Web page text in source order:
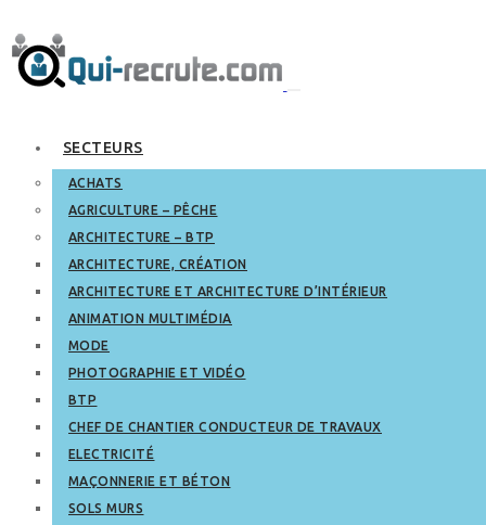
SECTEURS
ACHATS
AGRICULTURE – PÊCHE
ARCHITECTURE – BTP
ARCHITECTURE, CRÉATION
ARCHITECTURE ET ARCHITECTURE D’INTÉRIEUR
ANIMATION MULTIMÉDIA
MODE
PHOTOGRAPHIE ET VIDÉO
BTP
CHEF DE CHANTIER CONDUCTEUR DE TRAVAUX
ELECTRICITÉ
MAÇONNERIE ET BÉTON
SOLS MURS